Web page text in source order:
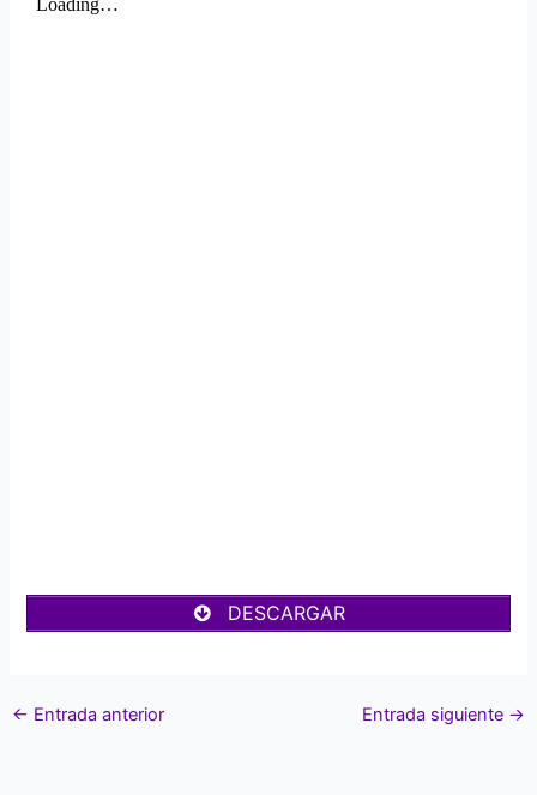
DESCARGAR
← Entrada anterior Entrada siguiente →